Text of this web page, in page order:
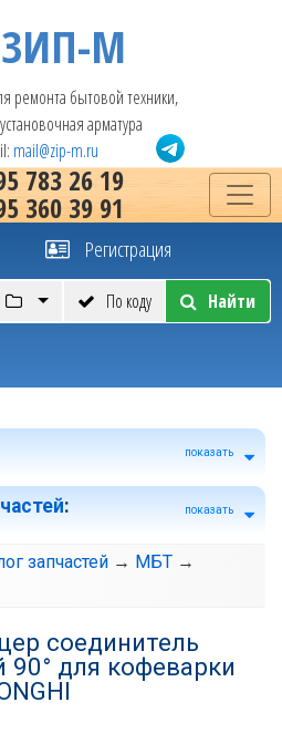
ЗИП-М
ремонта бытовой техники,
арматура
mail@zip-m.ru
783 26 19
360 39 91
Регистрация
По коду Найти
показать
: показать
запчастей → МБТ →
соединитель
90° для кофеварки